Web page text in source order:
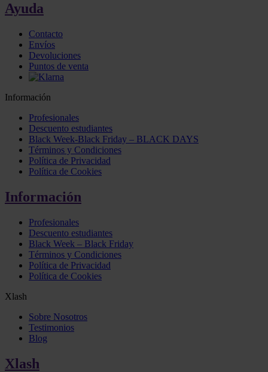
Ayuda
Contacto
Envíos
Devoluciones
Puntos de venta
Información
Profesionales
Descuento estudiantes
Black Week-Black Friday – BLACK DAYS
Términos y Condiciones
Política de Privacidad
Política de Cookies
Información
Profesionales
Descuento estudiantes
Black Week – Black Friday
Términos y Condiciones
Política de Privacidad
Política de Cookies
Xlash
Sobre Nosotros
Testimonios
Blog
Xlash